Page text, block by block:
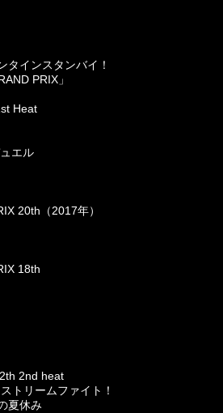
タインスタンバイ！
PRIX」
Heat
エル
20th（2017年）
18th
2nd heat
トリームファイト！
夏休み